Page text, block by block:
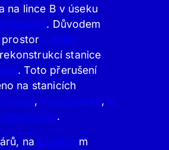
na lince B v úseku
. Důvodem
U Kolejí
stanice
. Toto přerušení
na stanicích
, Vysočanská, U
.
na Slunečním